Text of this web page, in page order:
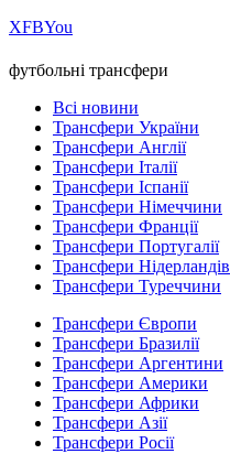
ХFBYou
футбольні трансфери
Всі новини
Трансфери України
Трансфери Англії
Трансфери Італії
Трансфери Іспанії
Трансфери Німеччини
Трансфери Франції
Трансфери Португалії
Трансфери Нідерландів
Трансфери Туреччини
Трансфери Європи
Трансфери Бразилії
Трансфери Аргентини
Трансфери Америки
Трансфери Африки
Трансфери Азії
Трансфери Росії